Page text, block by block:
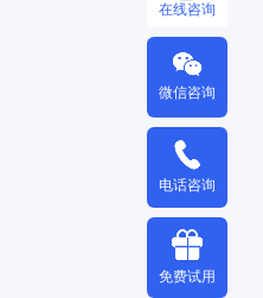
在线咨询
微信咨询
电话咨询
免费试用